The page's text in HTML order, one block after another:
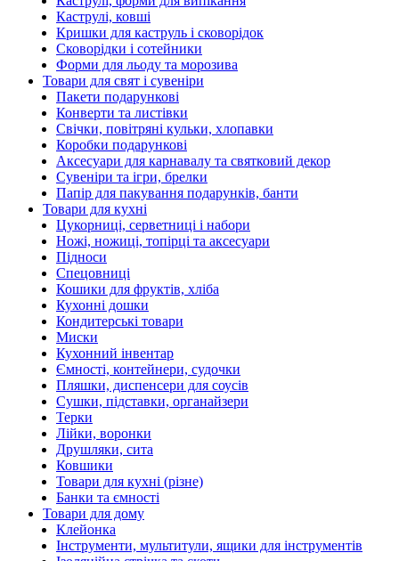
Каструлі, ковші
Кришки для каструль і сковорідок
Сковорідки і сотейники
Форми для льоду та морозива
Товари для свят і сувеніри
Пакети подарункові
Конверти та листівки
Свічки, повітряні кульки, хлопавки
Коробки подарункові
Аксесуари для карнавалу та святковий декор
Сувеніри та ігри, брелки
Папір для пакування подарунків, банти
Товари для кухні
Цукорниці, серветниці і набори
Ножі, ножиці, топірці та аксесуари
Підноси
Спецовниці
Кошики для фруктів, хліба
Кухонні дошки
Кондитерські товари
Миски
Кухонний інвентар
Ємності, контейнери, судочки
Пляшки, диспенсери для соусів
Сушки, підставки, органайзери
Терки
Лійки, воронки
Друшляки, сита
Ковшики
Товари для кухні (різне)
Банки та ємності
Товари для дому
Клейонка
Інструменти, мультитули, ящики для інструментів